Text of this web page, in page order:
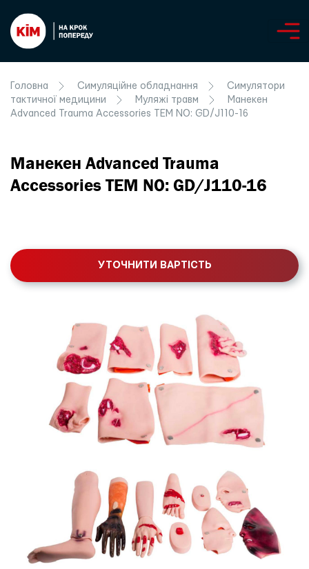
Головна Симуляційне обладнання
Симулятори
тактичної медицини
Муляжі травм
Манекен
Advanced Trauma Accessories TEM NO: GD/J110-16
Манекен Advanced Trauma
Accessories TEM NO: GD/J110-16
УТОЧНИТИ ВАРТІСТЬ